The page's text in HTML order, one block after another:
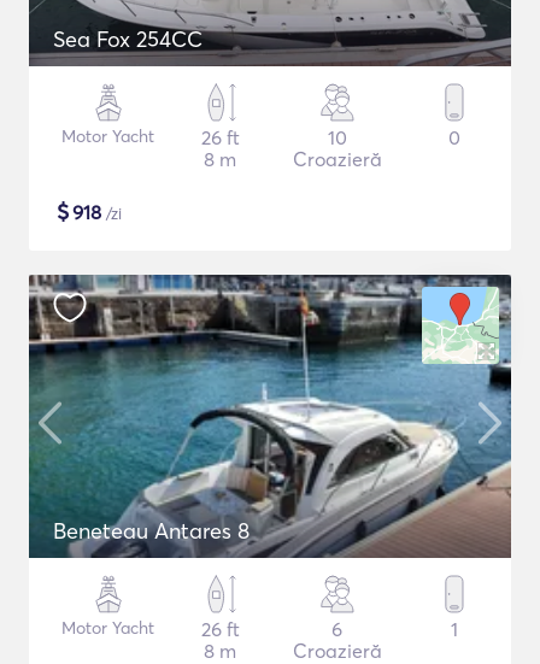
Sea Fox 254CC
Motor Yacht
26 ft
8 m
10
Croazieră
0
$918 /zi
Beneteau Antares 8
Motor Yacht
26 ft
8 m
6
Croazieră
1